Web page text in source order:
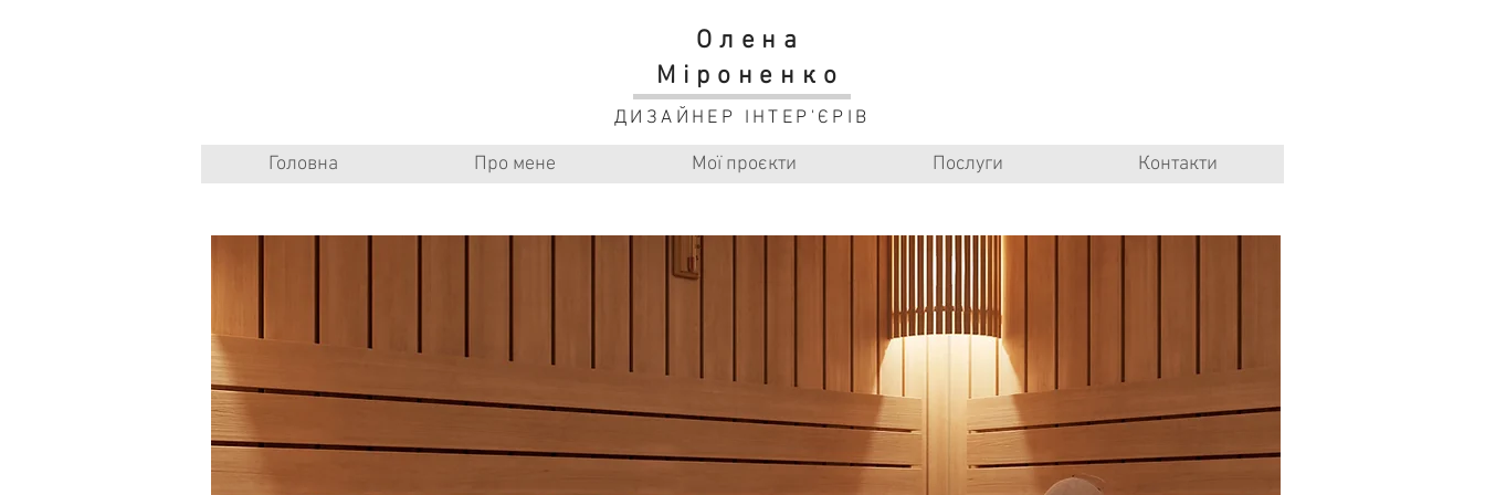
Олена
Міроненко
ДИЗАЙНЕР ІНТЕР'ЄРІВ
Головна Про мене Мої проєкти Послуги Контакти